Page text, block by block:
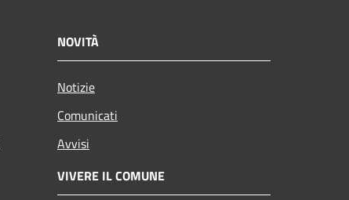
NOVITÀ
Notizie
Comunicati
Avvisi
VIVERE IL COMUNE